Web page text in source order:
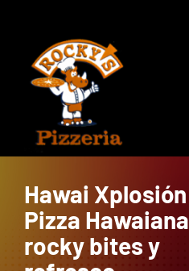
content
Hawai Xplosión
Pizza Hawaiana
rocky bites y